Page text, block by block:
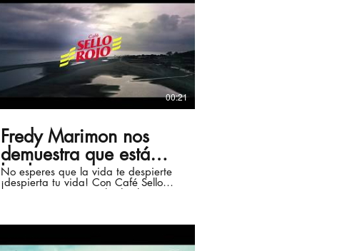
00:21
Fredy Marimon nos
demuestra que está
hecho ¡para romper
los hechos!
No esperes que la vida te despierte
¡despierta tu vida! Con Café Sello
Rojo vamos a romper los hechos :D